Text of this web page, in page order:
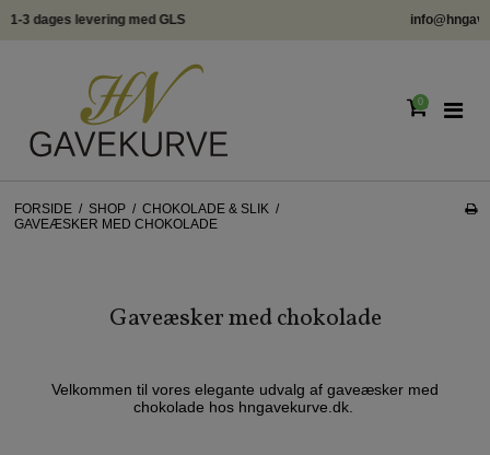
info@hngavekurve.dk - Tlf. 22293348 - Online chat
0
FORSIDE / SHOP / CHOKOLADE & SLIK /
GAVEÆSKER MED CHOKOLADE
Gaveæsker med chokolade
Velkommen til vores elegante udvalg af gaveæsker med
chokolade hos hngavekurve.dk.